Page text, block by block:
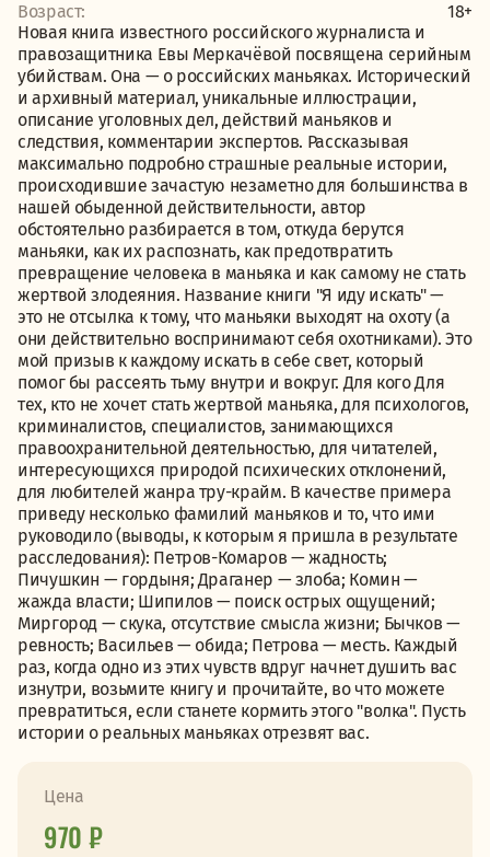
Возраст:
18+
Новая книга известного российского журналиста и
правозащитника Евы Меркачёвой посвящена серийным
убийствам. Она — о российских маньяках. Исторический
и архивный материал, уникальные иллюстрации,
описание уголовных дел, действий маньяков и
следствия, комментарии экспертов. Рассказывая
максимально подробно страшные реальные истории,
происходившие зачастую незаметно для большинства в
нашей обыденной действительности, автор
обстоятельно разбирается в том, откуда берутся
маньяки, как их распознать, как предотвратить
превращение человека в маньяка и как самому не стать
жертвой злодеяния. Название книги "Я иду искать" —
это не отсылка к тому, что маньяки выходят на охоту (а
они действительно воспринимают себя охотниками). Это
мой призыв к каждому искать в себе свет, который
помог бы рассеять тьму внутри и вокруг. Для кого Для
тех, кто не хочет стать жертвой маньяка, для психологов,
криминалистов, специалистов, занимающихся
правоохранительной деятельностью, для читателей,
интересующихся природой психических отклонений,
для любителей жанра тру-крайм. В качестве примера
приведу несколько фамилий маньяков и то, что ими
руководило (выводы, к которым я пришла в результате
расследования): Петров-Комаров — жадность;
Пичушкин — гордыня; Драганер — злоба; Комин —
жажда власти; Шипилов — поиск острых ощущений;
Миргород — скука, отсутствие смысла жизни; Бычков —
ревность; Васильев — обида; Петрова — месть. Каждый
раз, когда одно из этих чувств вдруг начнет душить вас
изнутри, возьмите книгу и прочитайте, во что можете
превратиться, если станете кормить этого "волка". Пусть
истории о реальных маньяках отрезвят вас.
Цена
970 ₽